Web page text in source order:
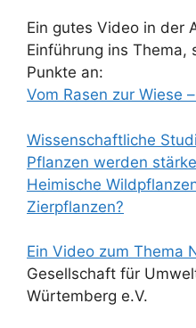
Ein gutes Video in der
Einführung ins Thema,
Punkte an:
Vom Rasen zur Wiese
Wissenschaftliche
Pflanzen werden
Heimische
Zierpflanzen?
Ein Video zum Thema
Gesellschaft für
Würtemberg e.V.